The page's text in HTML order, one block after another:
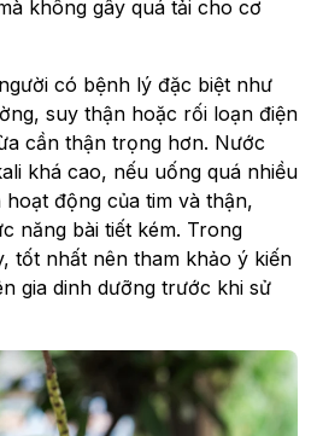
không gây quá tải cho cơ
có bệnh lý đặc biệt như
suy thận hoặc rối loạn điện
cần thận trọng hơn. Nước
khá cao, nếu uống quá nhiều
động của tim và thận,
năng bài tiết kém. Trong
tốt nhất nên tham khảo ý kiến
gia dinh dưỡng trước khi sử